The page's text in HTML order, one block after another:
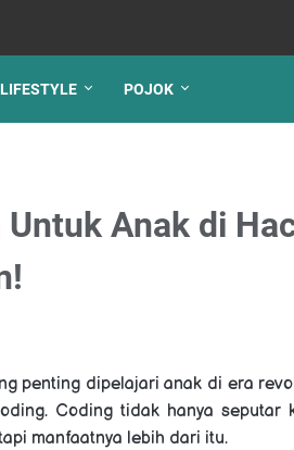
LIFESTYLE POJOK
Untuk Anak di
penting dipelajari anak di era
Coding tidak hanya seputar
manfaatnya lebih dari itu.